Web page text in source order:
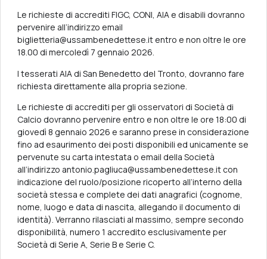
Le richieste di accrediti FIGC, CONI, AIA e disabili dovranno
pervenire all’indirizzo email
biglietteria@ussambenedettese.it entro e non oltre le ore
18.00 di mercoledì 7 gennaio 2026.
I tesserati AIA di San Benedetto del Tronto, dovranno fare
richiesta direttamente alla propria sezione.
Le richieste di accrediti per gli osservatori di Società di
Calcio dovranno pervenire entro e non oltre le ore 18:00 di
giovedì 8 gennaio 2026 e saranno prese in considerazione
fino ad esaurimento dei posti disponibili ed unicamente se
pervenute su carta intestata o email della Società
all’indirizzo antonio.pagliuca@ussambenedettese.it con
indicazione del ruolo/posizione ricoperto all’interno della
società stessa e complete dei dati anagrafici (cognome,
nome, luogo e data di nascita, allegando il documento di
identità). Verranno rilasciati al massimo, sempre secondo
disponibilità, numero 1 accredito esclusivamente per
Società di Serie A, Serie B e Serie C.